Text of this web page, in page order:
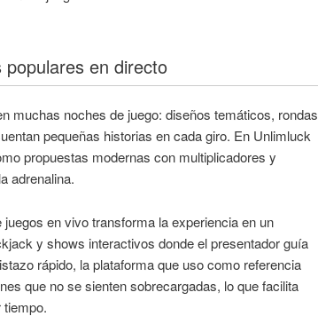
en directo
muchas noches de juego: diseños temáticos, rondas
pequeñas historias en cada giro. En Unlimluck
propuestas modernas con multiplicadores y
adrenalina.
en vivo transforma la experiencia en un
y shows interactivos donde el presentador guía
rápido, la plataforma que uso como referencia
que no se sienten sobrecargadas, lo que facilita